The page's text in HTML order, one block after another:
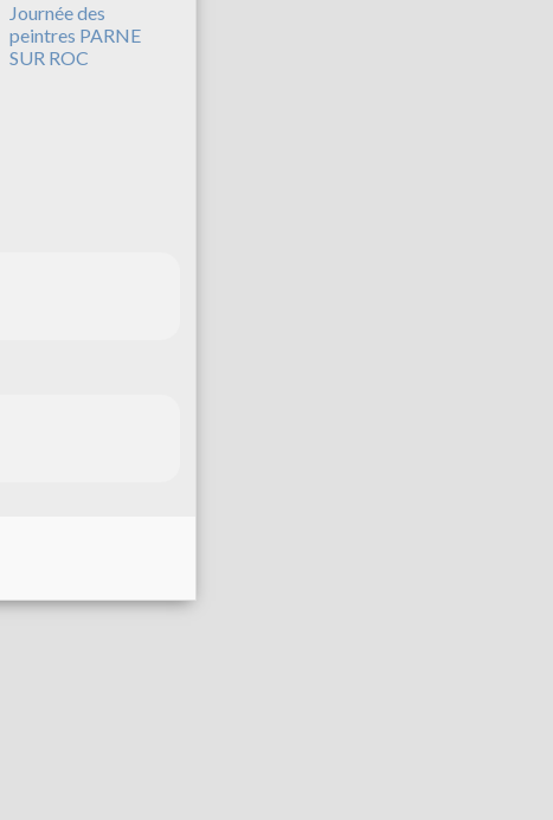
Journée des
peintres PARNE
SUR ROC